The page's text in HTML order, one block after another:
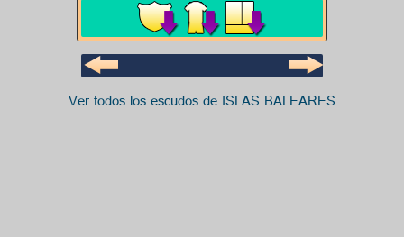
Ver todos los escudos de ISLAS BALEARES